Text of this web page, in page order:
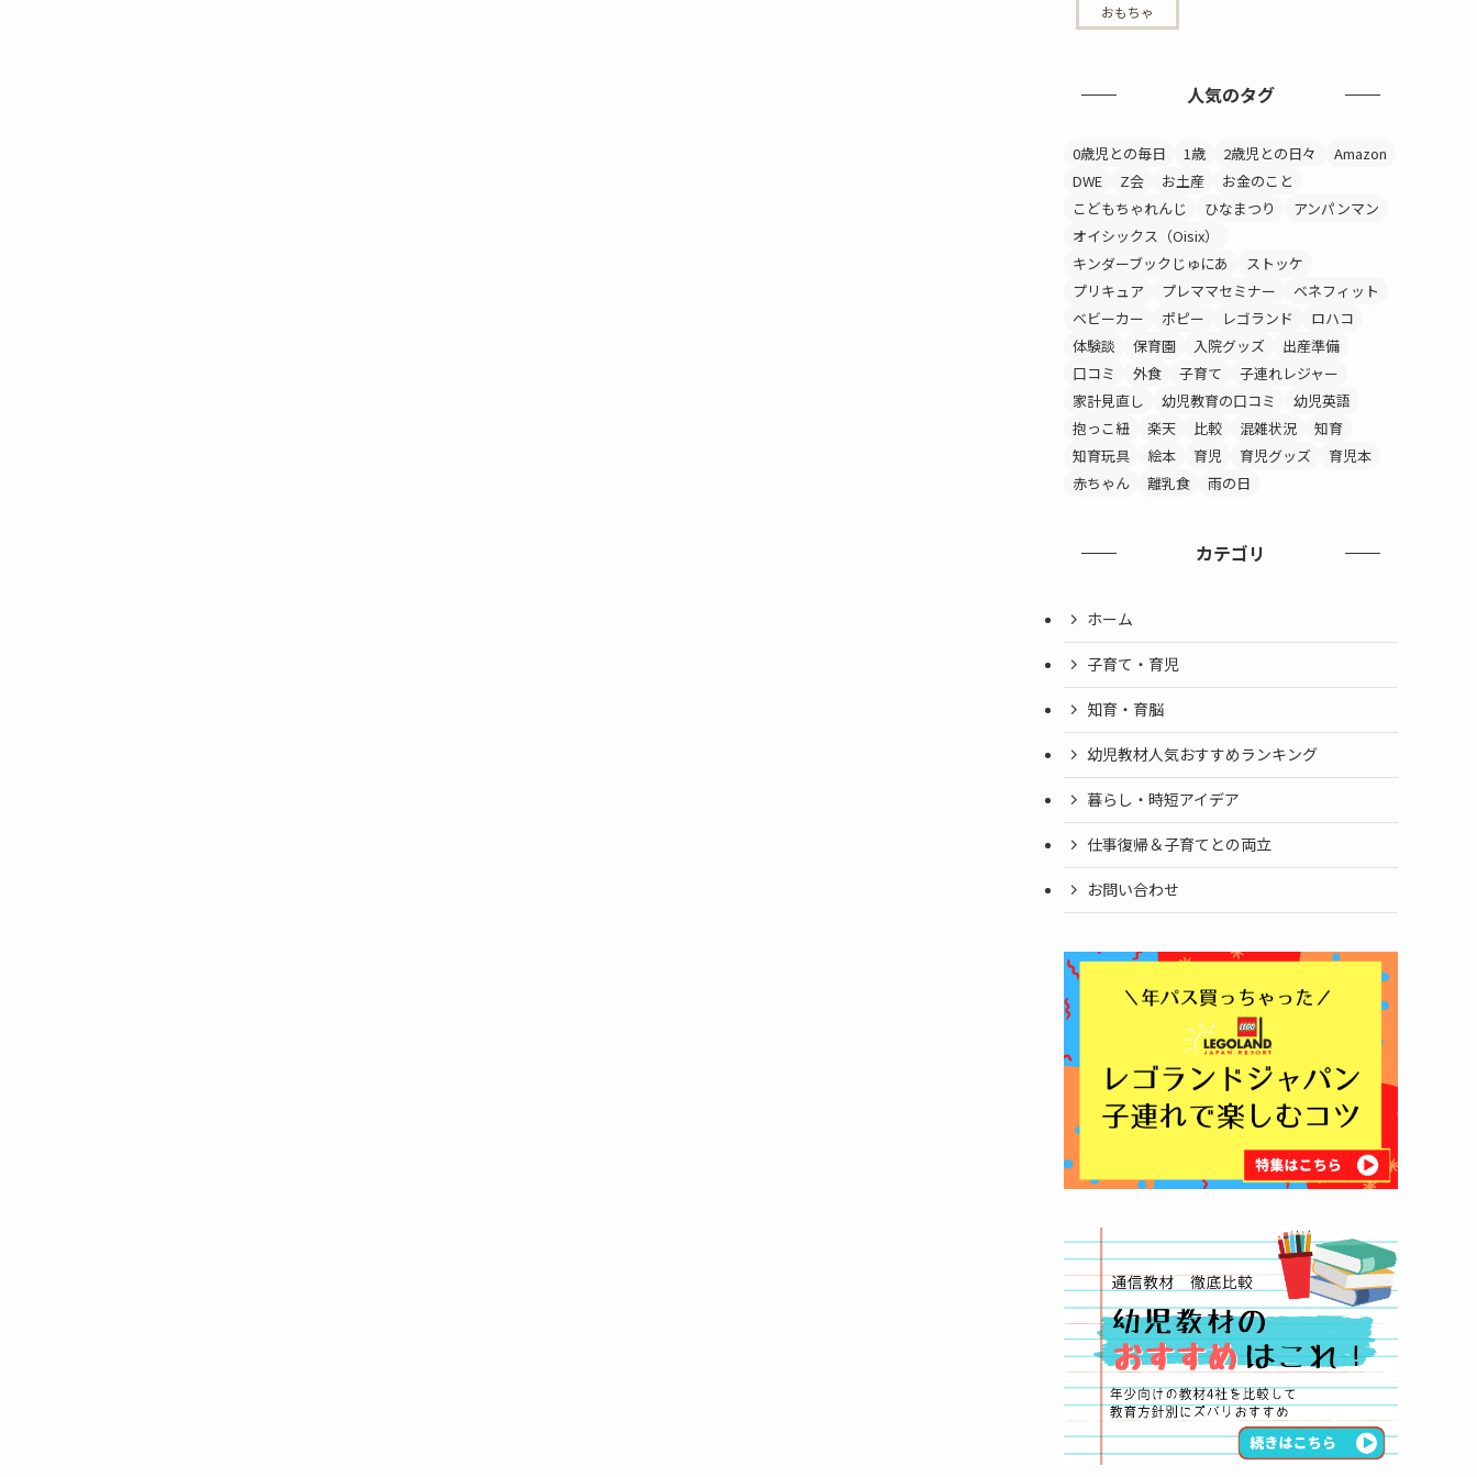
おもちゃ
人気のタグ
0歳児との毎日 1歳 2歳児との日々
Amazon
DWE
Z会 お土産
お金のこと
こどもちゃれんじ
ひなまつり
アンパンマン
オイシックス（Oisix）
キンダーブックじゅにあ
ストッケ
プリキュア
プレママセミナー
ベネフィット
ベビーカー
ポピー レゴランド
ロハコ
体験談
保育園 入院グッズ
出産準備
口コミ
外食 子育て
子連れレジャー
家計見直し
幼児教育の口コミ
幼児英語
抱っこ紐
楽天 比較 混雑状況
知育
知育玩具
絵本 育児 育児グッズ
育児本
赤ちゃん
離乳食 雨の日
カテゴリ
ホーム
子育て・育児
知育・育脳
幼児教材人気おすすめランキング
暮らし・時短アイデア
仕事復帰＆子育てとの両立
お問い合わせ